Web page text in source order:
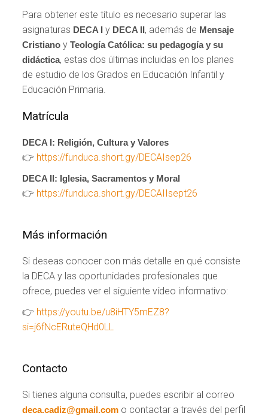
Para obtener este título es necesario superar las
asignaturas DECA I y DECA II, además de Mensaje
Cristiano yTeología Católica: su pedagogía y su
didáctica, estas dos últimas incluidas en los planes
de estudio de los Grados en Educación Infantil y
Educación Primaria.
Matrícula
DECA I: Religión, Cultura y Valores
👉 https://funduca.short.gy/DECAIsep26
DECA II: Iglesia, Sacramentos y Moral
👉 https://funduca.short.gy/DECAIIsept26
Más información
Si deseas conocer con más detalle en qué consiste
la DECA y las oportunidades profesionales que
ofrece, puedes ver el siguiente vídeo informativo:
👉 https://youtu.be/u8iHTY5mEZ8?
si=j6fNcERuteQHd0LL
Contacto
Si tienes alguna consulta, puedes escribir al correo
deca.cadiz@gmail.com o contactar a través del perfil